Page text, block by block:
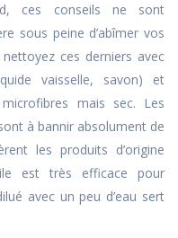
ces conseils ne sont
sous peine d’abîmer vos
ces derniers avec
vaisselle, savon) et
mais sec. Les
à bannir absolument de
les produits d’origine
est très efficace pour
avec un peu d’eau sert